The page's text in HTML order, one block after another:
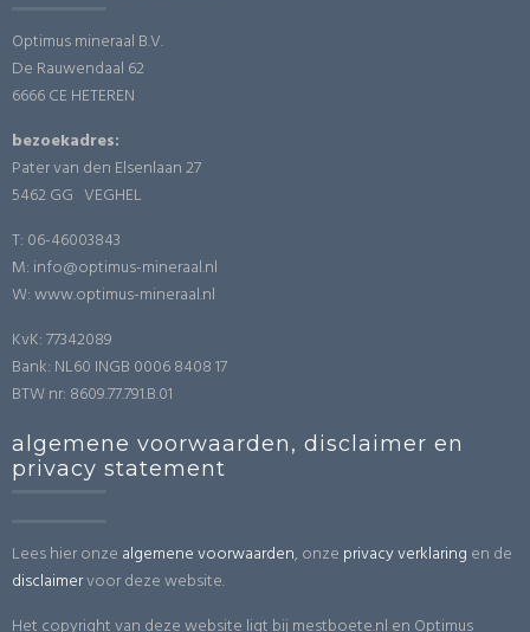
Optimus mineraal B.V.
De Rauwendaal 62
6666 CE HETEREN
bezoekadres:
Pater van den Elsenlaan 27
5462 GG VEGHEL
T: 06-46003843
M: info@optimus-mineraal.nl
W: www.optimus-mineraal.nl
KvK: 77342089
Bank: NL60 INGB 0006 8408 17
BTW nr: 8609.77.791.B.01
algemene voorwaarden, disclaimer en
privacy statement
Lees hier onze algemene voorwaarden, onze privacy verklaring en de
disclaimervoor deze website.
Het copyright van deze website ligt bij mestboete.nl en Optimus